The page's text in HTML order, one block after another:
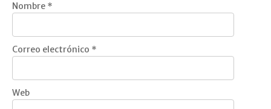
Nombre *
Correo electrónico *
Web